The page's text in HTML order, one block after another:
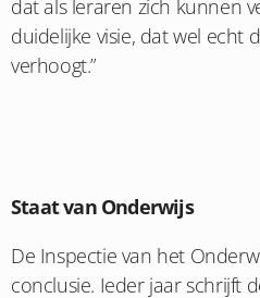
dat als leraren zich kunnen
duidelijke visie, dat wel echt
verhoogt.”
Staat van Onderwijs
De Inspectie van het
conclusie. Ieder jaar schrijft